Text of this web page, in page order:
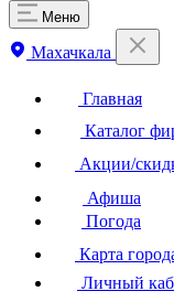
Меню
Махачкала
Главная
Каталог
Акции/
Афиша
Погода
Карта
Личный